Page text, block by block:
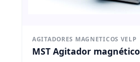
AGITADORES MAGNETICOS VELP
MST Agitador magnético